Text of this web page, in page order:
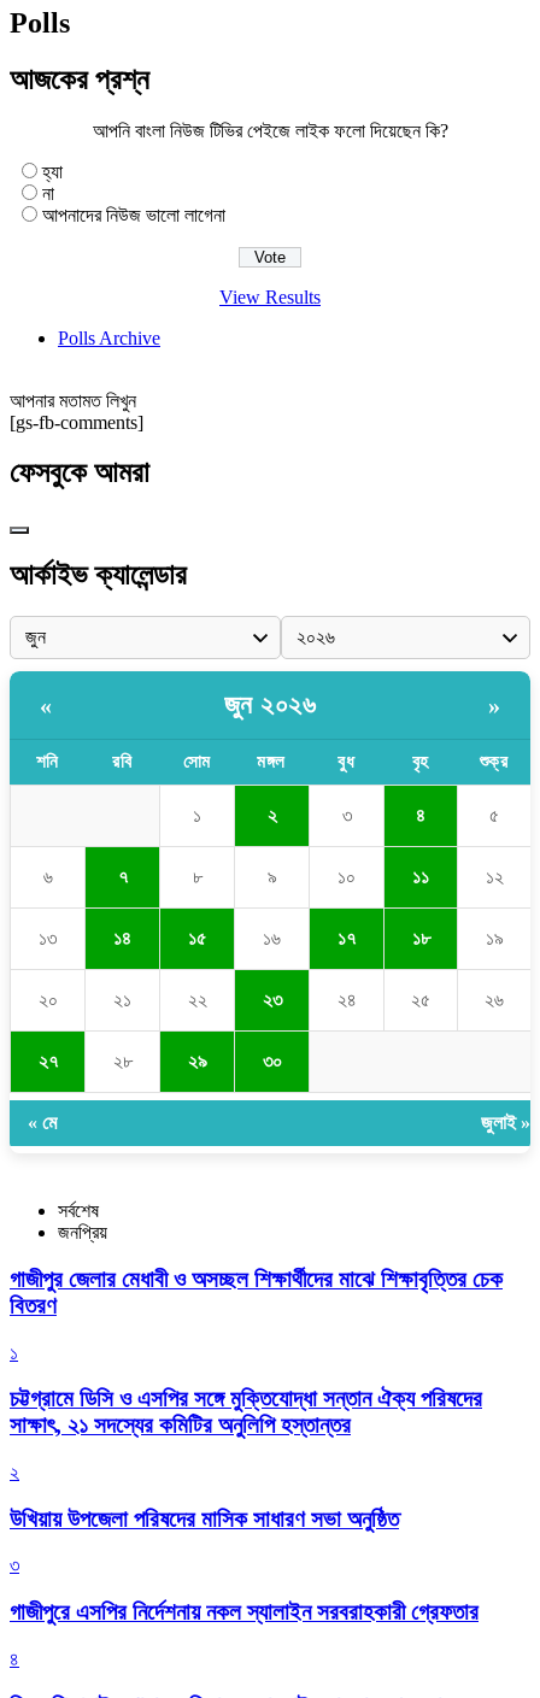
Polls
আজকের প্রশ্ন
আপনি বাংলা নিউজ টিভির পেইজে লাইক ফলো দিয়েছেন কি?
হ্যা
না
আপনাদের নিউজ ভালো লাগেনা
View Results
Polls Archive
আপনার মতামত লিখুন
[gs-fb-comments]
ফেসবুকে আমরা
আর্কাইভ ক্যালেন্ডার
« জুন ২০২৬ »
শনি রবি সোম মঙ্গল বুধ বৃহ শুক্র
১ ২ ৩ ৪ ৫
৬ ৭ ৮ ৯ ১০ ১১ ১২
১৩ ১৪ ১৫ ১৬ ১৭ ১৮ ১৯
২০ ২১ ২২ ২৩ ২৪ ২৫ ২৬
২৭ ২৮ ২৯ ৩০
« মে জুলাই »
সর্বশেষ
জনপ্রিয়
গাজীপুর জেলার মেধাবী ও অসচ্ছল শিক্ষার্থীদের মাঝে শিক্ষাবৃত্তির চেক
বিতরণ
১
চট্টগ্রামে ডিসি ও এসপির সঙ্গে মুক্তিযোদ্ধা সন্তান ঐক্য পরিষদের
সাক্ষাৎ, ২১ সদস্যের কমিটির অনুলিপি হস্তান্তর
২
উখিয়ায় উপজেলা পরিষদের মাসিক সাধারণ সভা অনুষ্ঠিত
৩
গাজীপুরে এসপির নির্দেশনায় নকল স্যালাইন সরবরাহকারী গ্রেফতার
৪